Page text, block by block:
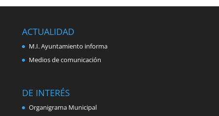
ACTUALIDAD
M.I. Ayuntamiento informa
Medios de comunicación
DE INTERÉS
Organigrama Municipal